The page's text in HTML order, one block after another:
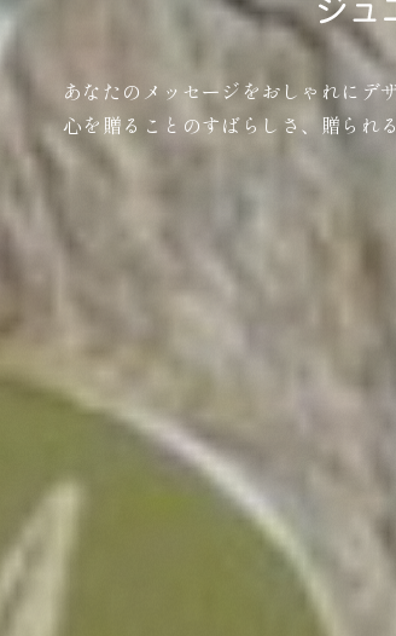
あなたのメッセージをおしゃれにデ
心を贈ることのすばらしさ、贈られ